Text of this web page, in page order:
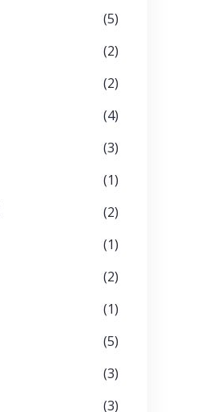
(5)
(2)
(2)
(4)
(3)
(1)
(2)
(1)
(2)
(1)
(5)
(3)
(3)